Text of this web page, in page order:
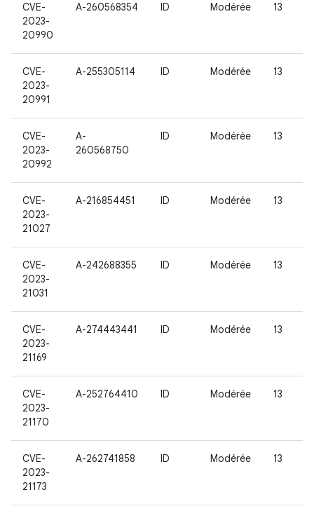
CVE-
2023-
20990
A-260568354 ID Modérée 13
CVE-
2023-
20991
A-255305114 ID Modérée 13
CVE-
2023-
20992
A-
260568750
ID Modérée 13
CVE-
2023-
21027
A-216854451 ID Modérée 13
CVE-
2023-
21031
A-242688355 ID Modérée 13
CVE-
2023-
21169
A-274443441 ID Modérée 13
CVE-
2023-
21170
A-252764410 ID Modérée 13
CVE-
2023-
21173
A-262741858 ID Modérée 13